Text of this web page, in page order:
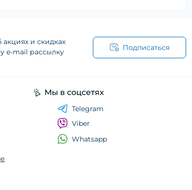
и скидках
e-mail рассылку
Подписаться
Мы в соцсетях
Telegram
Viber
Whatsapp